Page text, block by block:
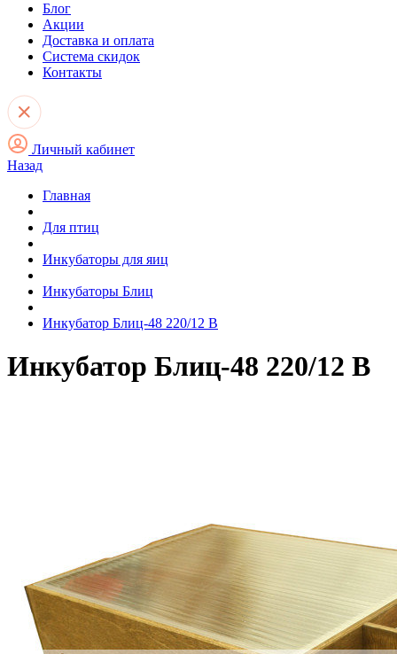
Блог
Акции
Доставка и оплата
Система скидок
Контакты
Личный кабинет
Назад
Главная
Для птиц
Инкубаторы для яиц
Инкубаторы Блиц
Инкубатор Блиц-48 220/12 В
Инкубатор Блиц-48 220/12 В